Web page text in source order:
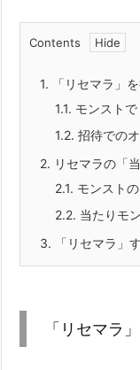
Contents
1. 「リセマラ」
1.1. モンスト
1.2. 招待での
2. リセマラの「
2.1. モンスト
2.2. 当たりモ
3. 「リセマラ」
「リセマラ